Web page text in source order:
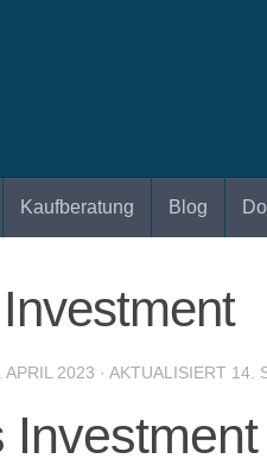
Kaufberatung Blog
APRIL 2023 · AKTUALISIERT 14.